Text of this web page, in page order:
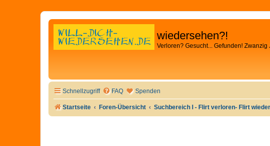
wiedersehen?!
Verloren? Gesucht... Gefunden!
Schnellzugriff FAQ Spenden
Startseite Foren-Übersicht Suchbereich I - Flirt verloren- Flirt